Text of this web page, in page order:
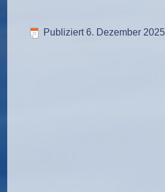
Publiziert 6. Dezember 2025